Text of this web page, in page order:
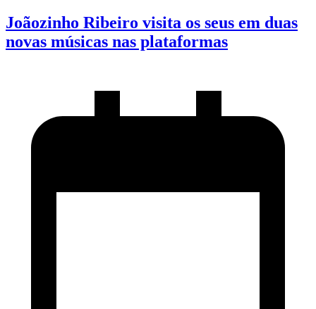
Joãozinho Ribeiro visita os seus em duas
novas músicas nas plataformas